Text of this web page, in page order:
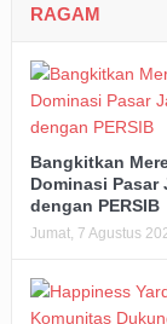
RAGAM
Bangkitkan
Dominasi
dengan PERSIB
Jumat, 7 Agustus